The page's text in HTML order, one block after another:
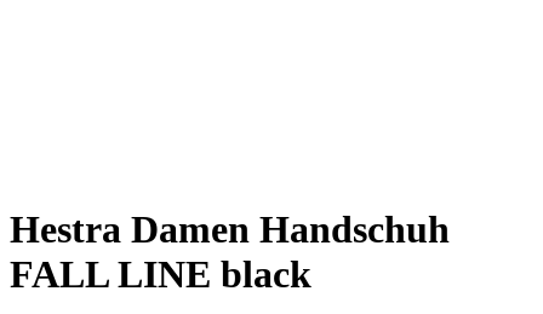
Hestra Damen Handschuh
FALL LINE black